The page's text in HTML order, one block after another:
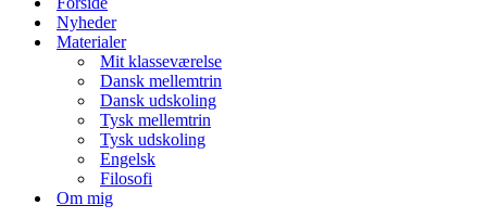
Nyheder
Materialer
Mit klasseværelse
Dansk mellemtrin
Dansk udskoling
Tysk mellemtrin
Tysk udskoling
Engelsk
Filosofi
Om mig